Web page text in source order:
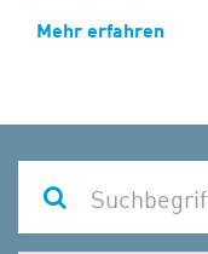
Mehr erfahren